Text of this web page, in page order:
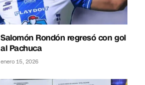
Salomón Rondón regresó con gol
al Pachuca
enero 15, 2026